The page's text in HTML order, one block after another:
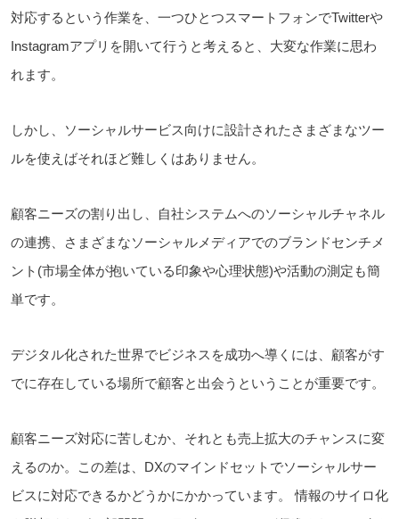
対応するという作業を、一つひとつスマートフォンでTwitterや
Instagramアプリを開いて行うと考えると、大変な作業に思わ
れます。
しかし、ソーシャルサービス向けに設計されたさまざまなツー
ルを使えばそれほど難しくはありません。
顧客ニーズの割り出し、自社システムへのソーシャルチャネル
の連携、さまざまなソーシャルメディアでのブランドセンチメ
ント(市場全体が抱いている印象や心理状態)や活動の測定も簡
単です。
デジタル化された世界でビジネスを成功へ導くには、顧客がす
でに存在している場所で顧客と出会うということが重要です。
顧客ニーズ対応に苦しむか、それとも売上拡大のチャンスに変
えるのか。この差は、DXのマインドセットでソーシャルサー
ビスに対応できるかどうかにかかっています。 情報のサイロ化